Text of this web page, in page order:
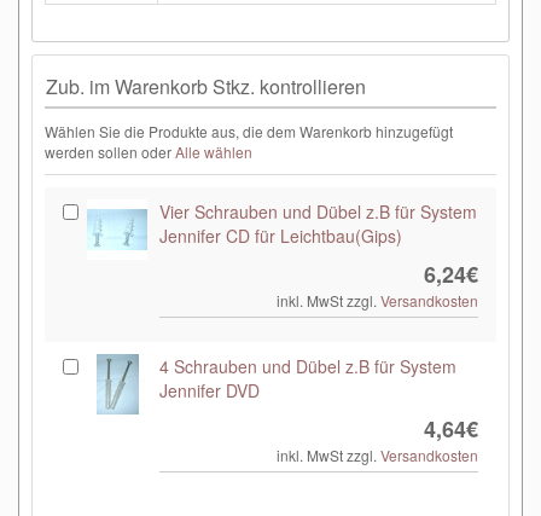
Zub. im Warenkorb Stkz. kontrollieren
Wählen Sie die Produkte aus, die dem Warenkorb hinzugefügt
werden sollen oderAlle wählen
Vier Schrauben und Dübel z.B für System
Jennifer CD für Leichtbau(Gips)
6,24€
inkl. MwSt zzgl.Versandkosten
4 Schrauben und Dübel z.B für System
Jennifer DVD
4,64€
inkl. MwSt zzgl.Versandkosten